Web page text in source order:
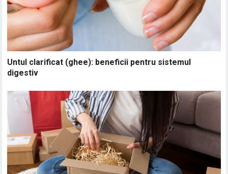
Untul clarificat (ghee): beneficii pentru sistemul
digestiv